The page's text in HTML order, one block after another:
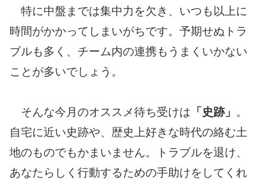
特に中盤までは集中力を欠き、いつも以上に
時間がかかってしまいがちです。予期せぬトラ
ブルも多く、チーム内の連携もうまくいかない
ことが多いでしょう。
そんな今月のオススメ待ち受けは 「史跡」 。
自宅に近い史跡や、歴史上好きな時代の絡む土
地のものでもかまいません。トラブルを退け、
あなたらしく行動するための手助けをしてくれ